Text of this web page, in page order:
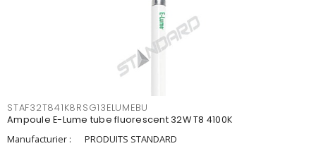
STAF32T841K8RSG13ELUMEBU
Ampoule E-Lume tube fluorescent 32W T8 4100K
Manufacturier :
PRODUITS STANDARD